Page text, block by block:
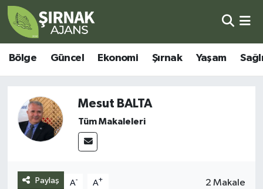
Bölge Güncel Ekonomi Şırnak Yaşam
Mesut BALTA
Tüm Makaleleri
Paylaş A- A+ 2 Makale
Bölge
Güncel
Ekonomi
Şırnak
Şırnak Nöbetçi Eczaneler
Şırnak Hava Durumu
Şirnak Namaz Vakitleri
Şırnak Trafik Yoğunluk Haritası